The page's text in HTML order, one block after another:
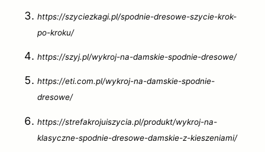
https://szyciezkagi.pl/spodnie-dresowe-szycie-krok-
po-kroku/
https://szyj.pl/wykroj-na-damskie-spodnie-dresowe/
https://eti.com.pl/wykroj-na-damskie-spodnie-
dresowe/
https://strefakrojuiszycia.pl/produkt/wykroj-na-
klasyczne-spodnie-dresowe-damskie-z-kieszeniami/